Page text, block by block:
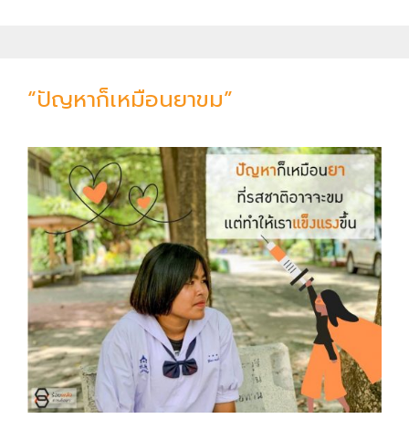
ย
น
ไ
ม่
ไ
ด้
งิ
น
อ
“ปัญหาก็เหมือนยาขม”